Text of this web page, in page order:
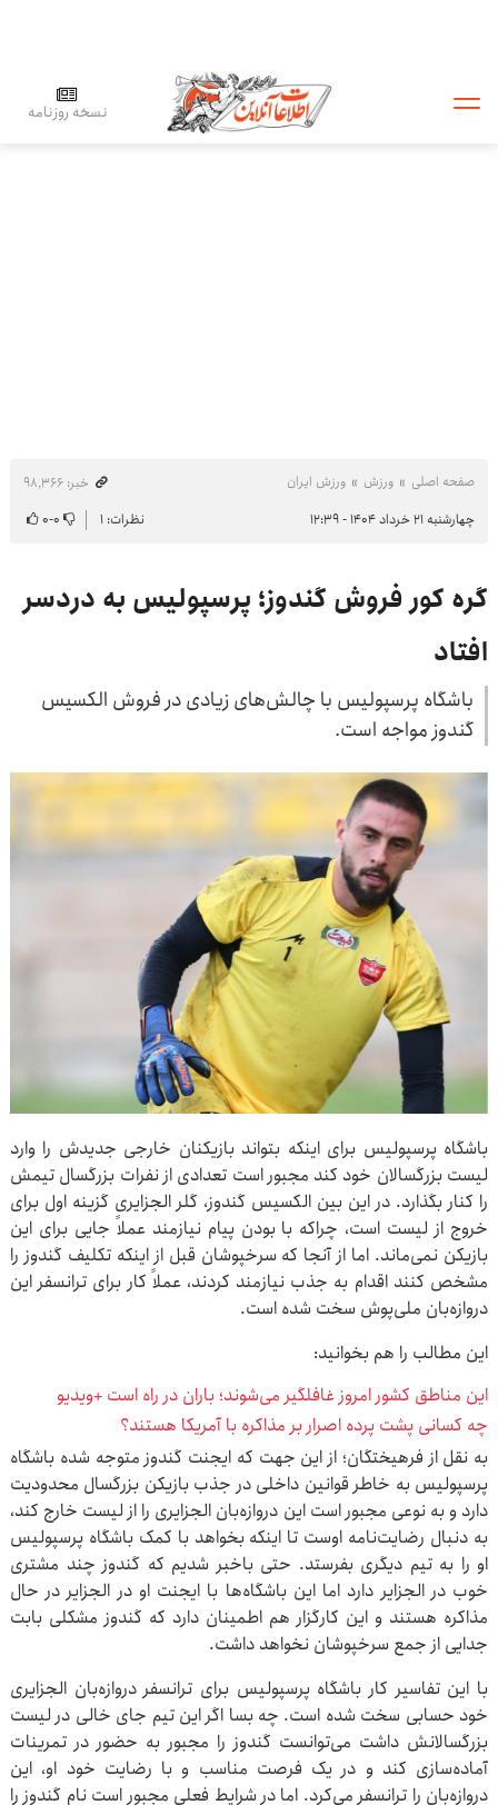
نسخه روزنامه
صفحه اصلی ورزش ورزش ایران
خبر: ۹۸٬۳۶۶
چهارشنبه ۲۱ خرداد ۱۴۰۴ - ۱۲:۳۹
نظرات: ۱ ۰-۰
گره کور فروش گندوز؛ پرسپولیس به دردسر
افتاد
باشگاه پرسپولیس با چالش‌های زیادی در فروش الکسیس
گندوز مواجه است.
باشگاه پرسپولیس برای اینکه بتواند بازیکنان خارجی جدیدش را وارد
لیست بزرگسالان خود کند مجبور است تعدادی از نفرات بزرگسال تیمش
را کنار بگذارد. در این بین الکسیس گندوز، گلر الجزایری گزینه اول برای
خروج از لیست است، چراکه با بودن پیام نیازمند عملاً جایی برای این
بازیکن نمی‌ماند. اما از آنجا که سرخپوشان قبل از اینکه تکلیف گندوز را
مشخص کنند اقدام به جذب نیازمند کردند، عملاً کار برای ترانسفر این
دروازه‌بان ملی‌پوش سخت شده است.
این مطالب را هم بخوانید:
این مناطق کشور امروز غافلگیر می­‌شوند؛ باران در راه است +ویدیو
چه کسانی پشت پرده اصرار بر مذاکره با آمریکا هستند؟
به نقل از فرهیختگان؛ از این جهت که ایجنت گندوز متوجه شده باشگاه
پرسپولیس به خاطر قوانین داخلی در جذب بازیکن بزرگسال محدودیت
دارد و به نوعی مجبور است این دروازه‌بان الجزایری را از لیست خارج کند،
به دنبال رضایت‌نامه اوست تا اینکه بخواهد با کمک باشگاه پرسپولیس
او را به تیم دیگری بفرستد. حتی باخبر شدیم که گندوز چند مشتری
خوب در الجزایر دارد اما این باشگاه‌ها با ایجنت او در الجزایر در حال
مذاکره هستند و این کارگزار هم اطمینان دارد که گندوز مشکلی بابت
جدایی از جمع سرخپوشان نخواهد داشت.
با این تفاسیر کار باشگاه پرسپولیس برای ترانسفر دروازه‌بان الجزایری
خود حسابی سخت شده است. چه بسا اگر این تیم جای خالی در لیست
بزرگسالانش داشت می‌توانست گندوز را مجبور به حضور در تمرینات
آماده‌سازی کند و در یک فرصت مناسب و با رضایت خود او، این
دروازه‌بان را ترانسفر می‌کرد. اما در شرایط فعلی مجبور است نام گندوز را